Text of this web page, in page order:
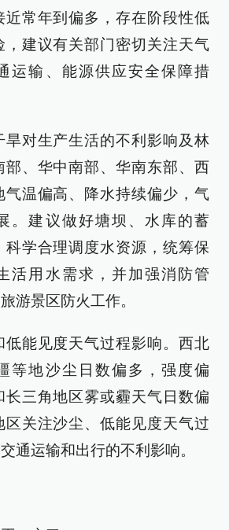
近常年到偏多，存在阶段性低
，建议有关部门密切关注天气
运输、能源供应安全保障措
旱对生产生活的不利影响及林
部、华中南部、华南东部、西
气温偏高、降水持续偏少，气
。建议做好塘坝、水库的蓄
科学合理调度水资源，统筹保
活用水需求，并加强消防管
游景区防火工作。
低能见度天气过程影响。西北
等地沙尘日数偏多，强度偏
长三角地区雾或霾天气日数偏
区关注沙尘、低能见度天气过
通运输和出行的不利影响。